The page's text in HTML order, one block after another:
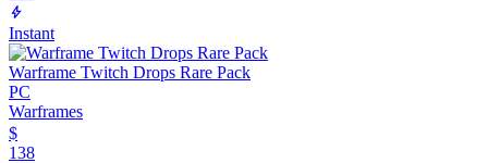
Instant
Warframe Twitch Drops Rare Pack
PC
Warframes
$
138